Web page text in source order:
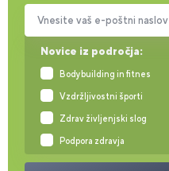
Novice iz področja:
Bodybuilding in fitnes
Vzdržljivostni športi
Zdrav življenjski slog
Podpora zdravja
Vnesite vaš e-poštni naslov